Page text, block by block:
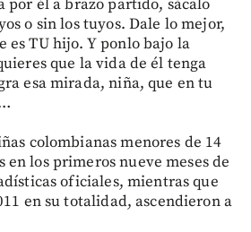
por él a brazo partido, sácalo
o sin los tuyos. Dale lo mejor,
es TU hijo. Y ponlo bajo la
que la vida de él tenga
esa mirada, niña, que en tu
colombianas menores de 14
en los primeros nueve meses de
oficiales, mientras que
en su totalidad, ascendieron a